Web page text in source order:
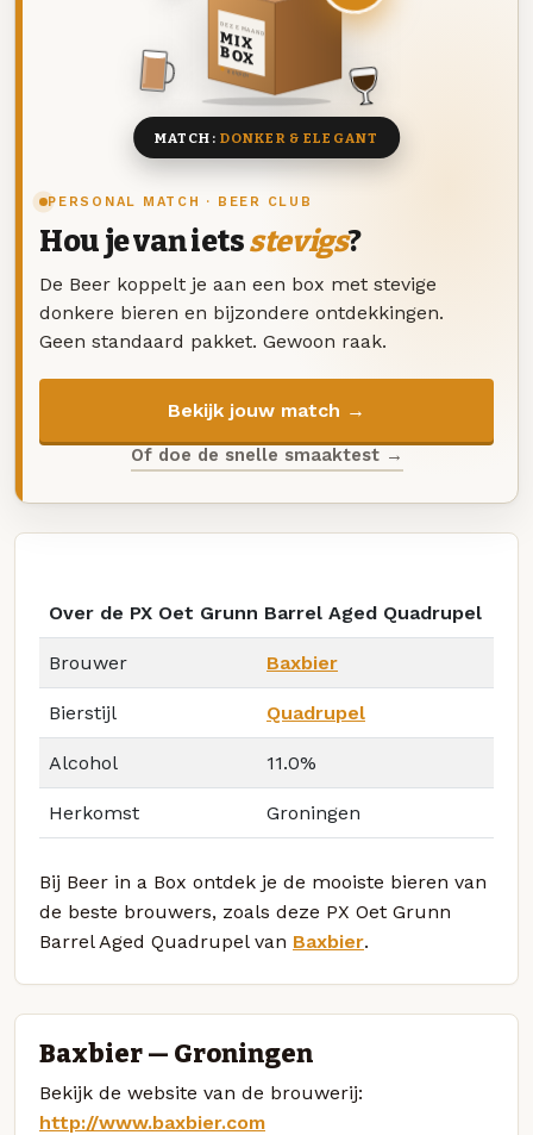
PERSONAL MATCH · BEER CLUB
Hou je van ietsstevigs?
De Beer koppelt je aan een box met stevige
donkere bieren en bijzondere ontdekkingen.
Geen standaard pakket. Gewoon raak.
Bekijk jouw match →
Of doe de snelle smaaktest →
DEZE MAAND
MIX
BOX
8 BIEREN
MATCH: DONKER & ELEGANT
Over de PX Oet Grunn Barrel Aged Quadrupel
Brouwer Baxbier
Bierstijl Quadrupel
Alcohol 11.0%
Herkomst Groningen
Bij Beer in a Box ontdek je de mooiste bieren van
de beste brouwers, zoals deze PX Oet Grunn
Barrel Aged Quadrupel van Baxbier.
Baxbier — Groningen
Bekijk de website van de brouwerij:
http://www.baxbier.com